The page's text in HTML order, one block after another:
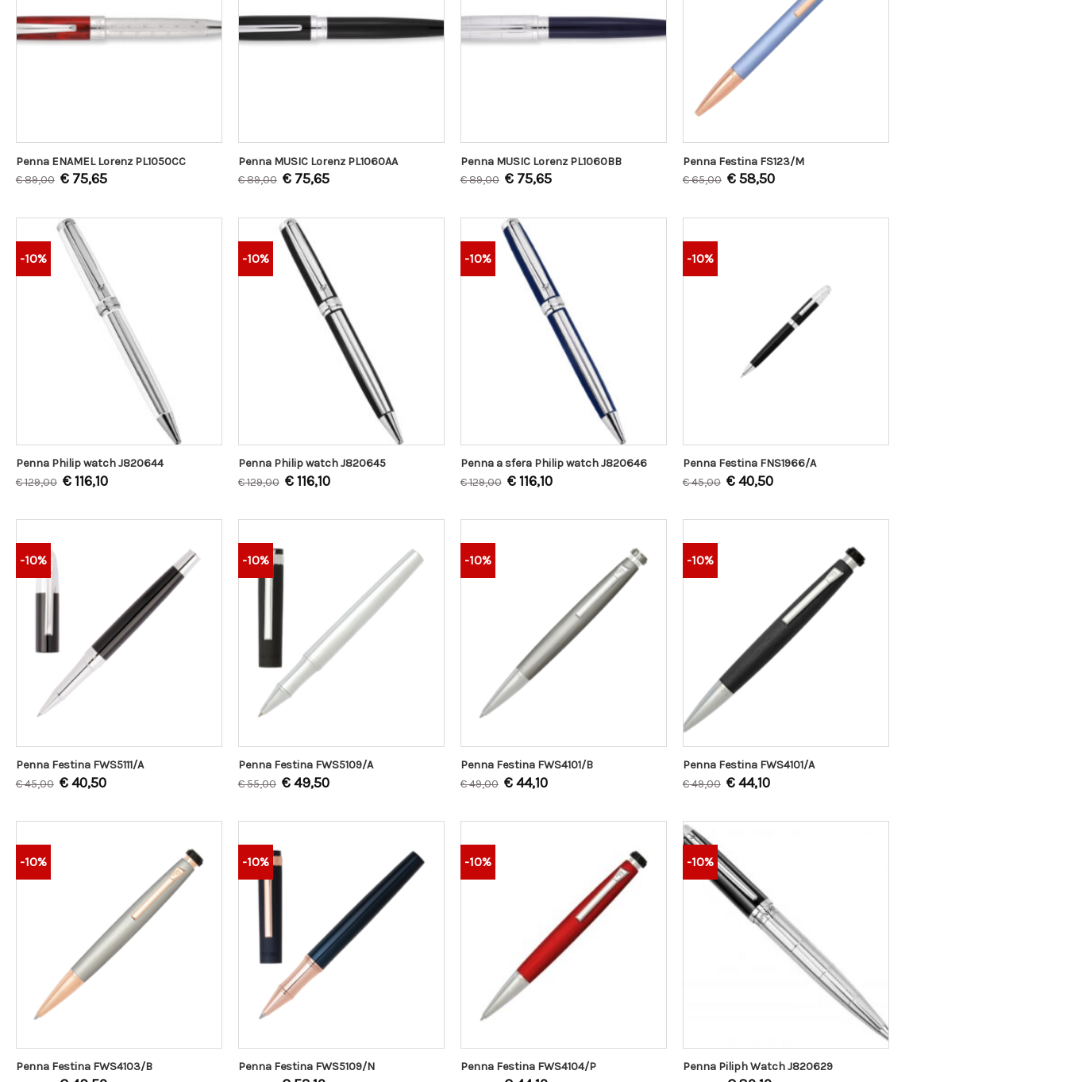
Penna ENAMEL Lorenz PL1050CC
€89,00 € 75,65
Penna MUSIC Lorenz PL1060AA
€89,00 € 75,65
Penna MUSIC Lorenz PL1060BB
€89,00 € 75,65
Penna Festina FS123/M
€65,00 €58,50
-10%
Penna Philip watch J820644
€129,00 €116,10
-10%
Penna Philip watch J820645
€129,00 €116,10
-10%
Penna a sfera Philip watch J820646
€129,00 €116,10
-10%
Penna Festina FNS1966/A
€45,00 €40,50
-10%
Penna Festina FWS5111/A
€45,00 €40,50
-10%
Penna Festina FWS5109/A
€55,00 €49,50
-10%
Penna Festina FWS4101/B
€49,00 €44,10
-10%
Penna Festina FWS4101/A
€49,00 €44,10
-10%
Penna Festina FWS4103/B
-10%
Penna Festina FWS5109/N
-10%
Penna Festina FWS4104/P
-10%
Penna Piliph Watch J820629